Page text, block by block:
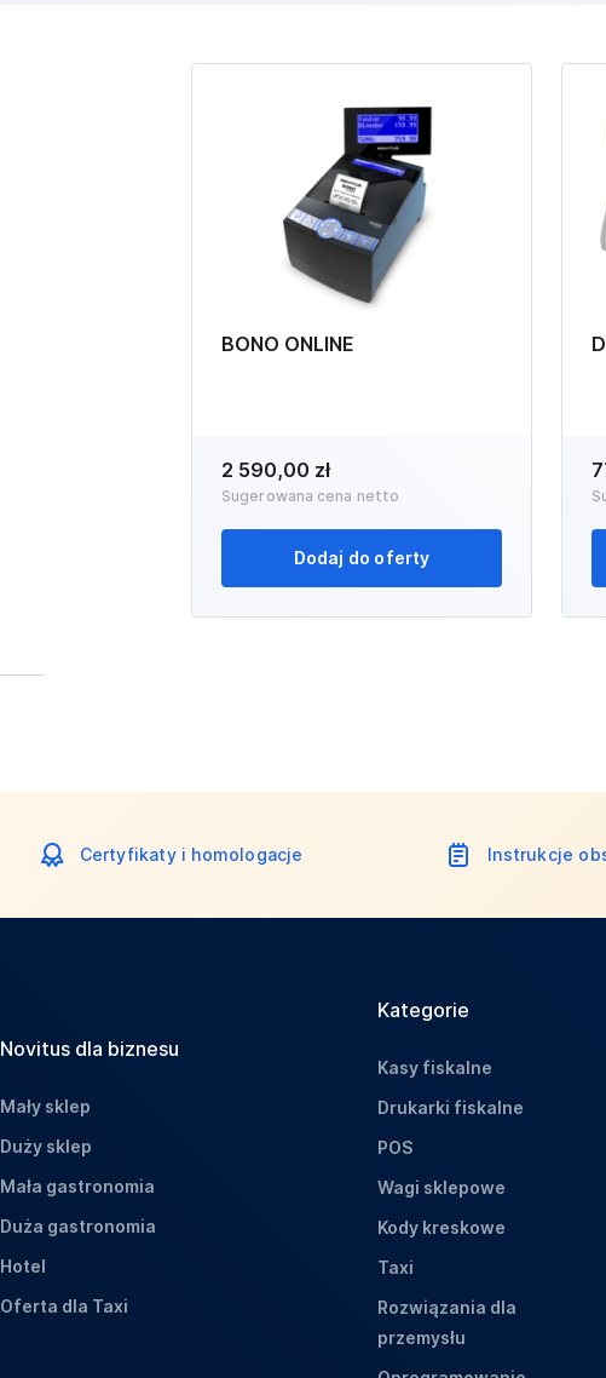
BONO ONLINE
2 590,00 zł
Sugerowana cena netto
Dodaj do oferty
Certyfikaty i homologacje Instrukcje
Novitus dla biznesu
Mały sklep
Duży sklep
Mała gastronomia
Duża gastronomia
Hotel
Oferta dla Taxi
Kategorie
Kasy fiskalne
Drukarki fiskalne
POS
Wagi sklepowe
Kody kreskowe
Taxi
Rozwiązania dla
przemysłu